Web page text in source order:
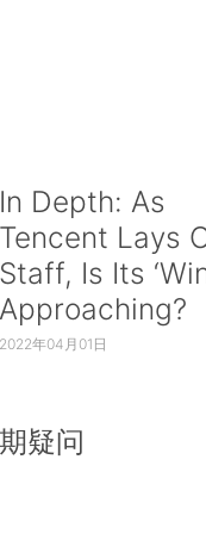
In Depth: As
Tencent Lays
Staff, Is Its
Approaching?
2022年04月01日
疑问